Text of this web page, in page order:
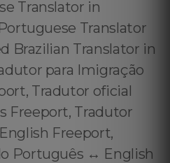
Translator in
Translator
Brazilian Translator in
para Imigração
Tradutor oficial
Freeport, Tradutor
Freeport,
Português ↔️ English